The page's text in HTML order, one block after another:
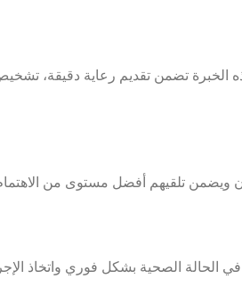
الخبرة تضمن تقديم رعاية دقيقة،
ويضمن تلقيهم أفضل مستوى من
الحالة الصحية بشكل فوري واتخاذ